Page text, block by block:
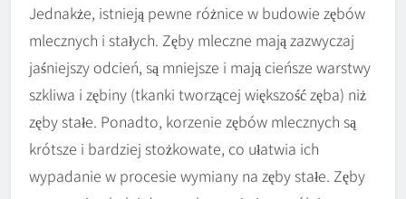
Jednakże, istnieją pewne różnice w budowie zębów
mlecznych i stałych. Zęby mleczne mają zazwyczaj
jaśniejszy odcień, są mniejsze i mają cieńsze warstwy
szkliwa i zębiny (tkanki tworzącej większość zęba) niż
zęby stałe. Ponadto, korzenie zębów mlecznych są
krótsze i bardziej stożkowate, co ułatwia ich
wypadanie w procesie wymiany na zęby stałe. Zęby